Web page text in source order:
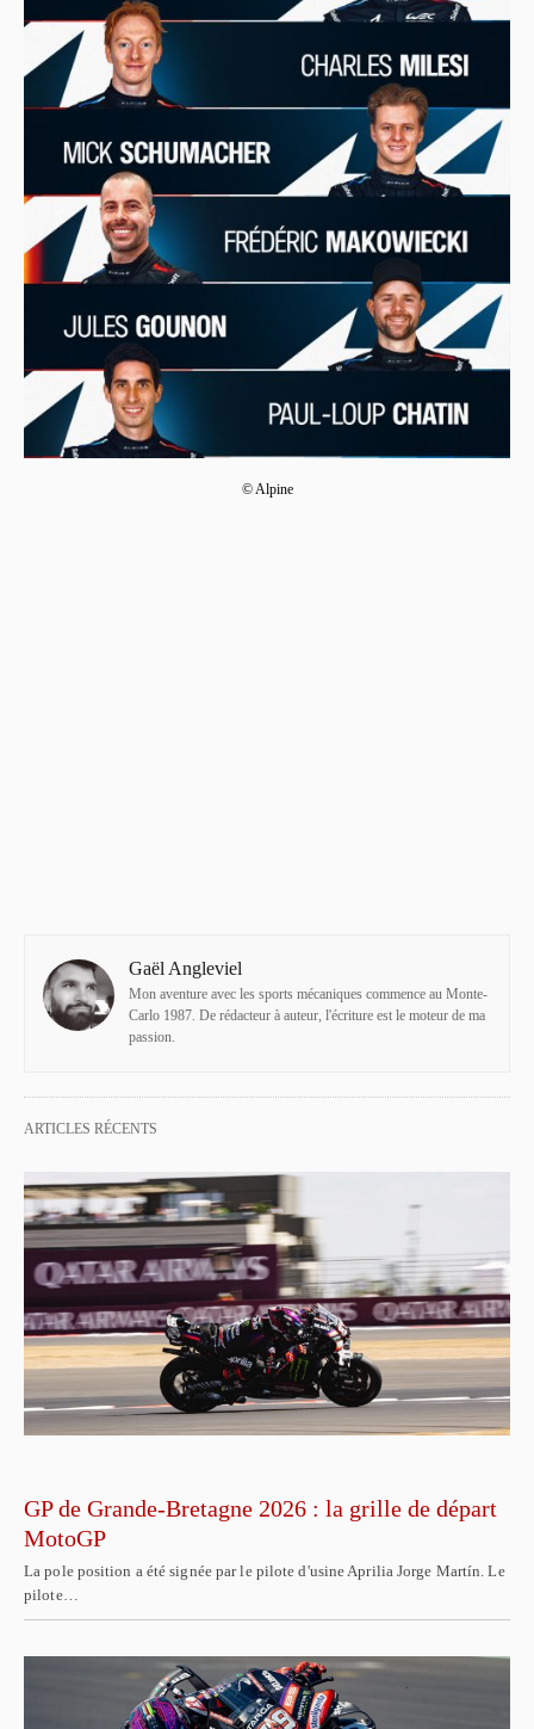
© Alpine
Gaël Angleviel
Mon aventure avec les sports mécaniques commence au Monte-
Carlo 1987. De rédacteur à auteur, l'écriture est le moteur de ma
passion.
ARTICLES RÉCENTS
GP de Grande-Bretagne 2026 : la grille de départ
MotoGP
La pole position a été signée par le pilote d'usine Aprilia Jorge Martín. Le
pilote…